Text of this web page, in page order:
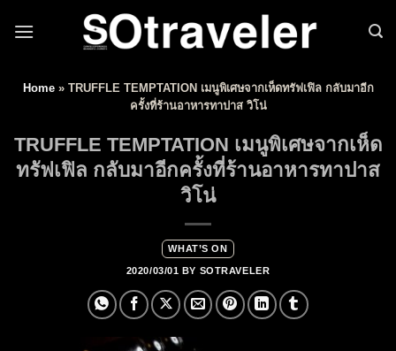
Home» TRUFFLE TEMPTATION เมนูพิเศษจากเห็ดทรัฟเฟิล กลับมาอีก
ครั้งที่ร้านอาหารทาปาส วิโน่
TRUFFLE TEMPTATION เมนูพิเศษจากเห็ด
ทรัฟเฟิล กลับมาอีกครั้งที่ร้านอาหารทาปาส
วิโน่
WHAT’S ON
2020/03/01 BY SOTRAVELER